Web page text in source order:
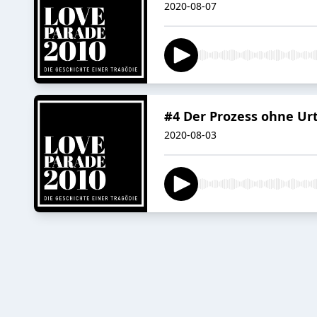
2020-08-07
#4 Der Prozess ohne
2020-08-03